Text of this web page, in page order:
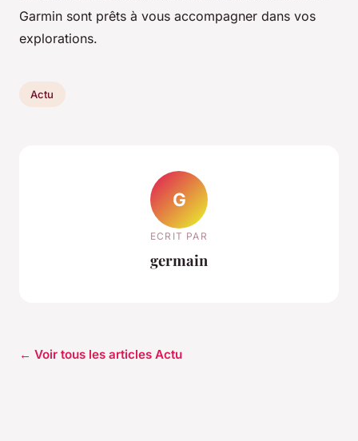
Garmin sont prêts à vous accompagner dans vos
explorations.
Actu
G
ECRIT PAR
germain
← Voir tous les articles Actu